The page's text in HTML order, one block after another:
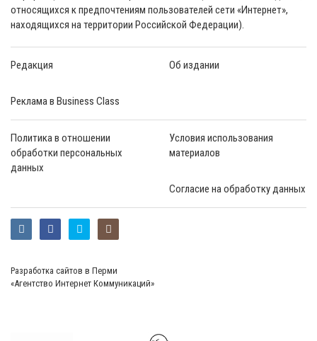
относящихся к предпочтениям пользователей сети «Интернет»,
находящихся на территории Российской Федерации).
Редакция Об издании
Реклама в Business Class
Политика в отношении
обработки персональных
данных
Условия использования
материалов
Согласие на обработку данных
Разработка сайтов в Перми
«Агентство Интернет Коммуникаций»